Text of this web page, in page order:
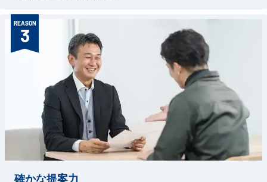
REASON
3
確かな提案力